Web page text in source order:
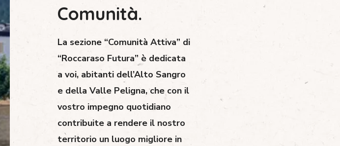
Comunità.
La sezione “Comunità Attiva” di
“Roccaraso Futura” è dedicata
a voi, abitanti dell’Alto Sangro
e della Valle Peligna, che con il
vostro impegno quotidiano
contribuite a rendere il nostro
territorio un luogo migliore in